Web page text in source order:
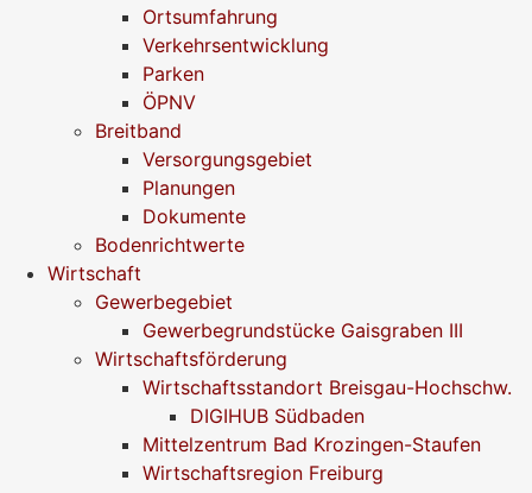
Ortsumfahrung
Verkehrsentwicklung
Parken
ÖPNV
Breitband
Versorgungsgebiet
Planungen
Dokumente
Bodenrichtwerte
Wirtschaft
Gewerbegebiet
Gewerbegrundstücke Gaisgraben III
Wirtschaftsförderung
Wirtschaftsstandort Breisgau-Hochschw.
DIGIHUB Südbaden
Mittelzentrum Bad Krozingen-Staufen
Wirtschaftsregion Freiburg